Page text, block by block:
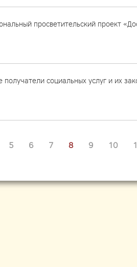
просветительский проект
социальных услуг и их
5 6 7 8 9 10